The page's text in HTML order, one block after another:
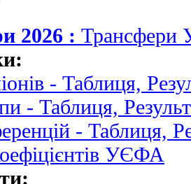
2026 : Трансфери
- Таблиця,
- Таблиця,
- Таблиця,
УЄФА